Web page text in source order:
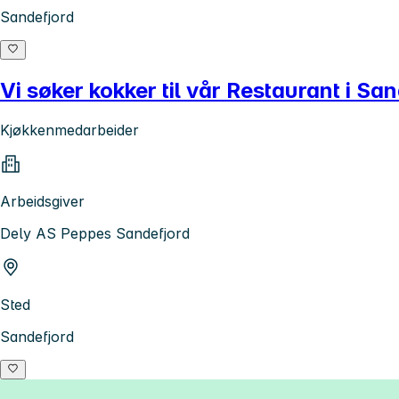
Sandefjord
Vi søker kokker til vår Restaurant i
Kjøkkenmedarbeider
Arbeidsgiver
Dely AS Peppes Sandefjord
Sted
Sandefjord